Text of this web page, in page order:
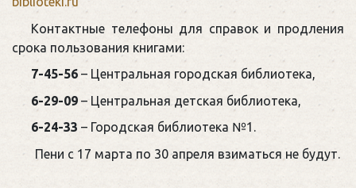
Контактные телефоны для справок и продления
срока пользования книгами:
7-45-56 – Центральная городская библиотека,
6-29-09 – Центральная детская библиотека,
6-24-33 – Городская библиотека №1.
Пени с 17 марта по 30 апреля взиматься не будут.